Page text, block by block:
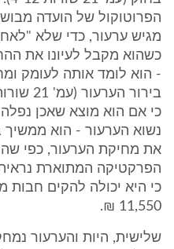
הפרוטוקול של הועדה
מגיש ערעור, כדי שלא
כשהוא מקבל לעיונו את
- הוא לומד אותה לעומק
כי אם הוא מוצא שאכן
נשוא הערעור - הוא
את מחיקת הערעור, כפי
כי היא יכולה להקים חבות
11,550 ₪.
שלישית, היות והערעור